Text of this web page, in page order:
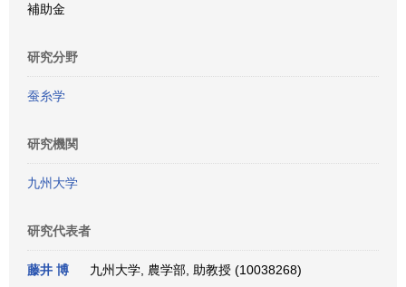
補助金
研究分野
蚕糸学
研究機関
九州大学
研究代表者
藤井 博 九州大学, 農学部, 助教授 (10038268)